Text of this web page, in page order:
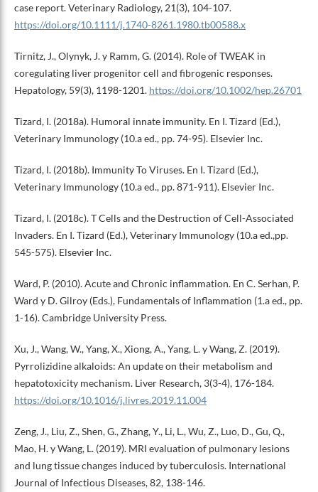
case report. Veterinary Radiology, 21(3), 104-107.
https://doi.org/10.1111/j.1740-8261.1980.tb00588.x
Tirnitz, J., Olynyk, J. y Ramm, G. (2014). Role of TWEAK in
coregulating liver progenitor cell and fibrogenic responses.
Hepatology, 59(3), 1198-1201. https://doi.org/10.1002/hep.26701
Tizard, I. (2018a). Humoral innate immunity. En I. Tizard (Ed.),
Veterinary Immunology (10.a ed., pp. 74-95). Elsevier Inc.
Tizard, I. (2018b). Immunity To Viruses. En I. Tizard (Ed.),
Veterinary Immunology (10.a ed., pp. 871-911). Elsevier Inc.
Tizard, I. (2018c). T Cells and the Destruction of Cell-Associated
Invaders. En I. Tizard (Ed.), Veterinary Immunology (10.a ed.,pp.
545-575). Elsevier Inc.
Ward, P. (2010). Acute and Chronic inflammation. En C. Serhan, P.
Ward y D. Gilroy (Eds.), Fundamentals of Inflammation (1.a ed., pp.
1-16). Cambridge University Press.
Xu, J., Wang, W., Yang, X., Xiong, A., Yang, L. y Wang, Z. (2019).
Pyrrolizidine alkaloids: An update on their metabolism and
hepatotoxicity mechanism. Liver Research, 3(3-4), 176-184.
https://doi.org/10.1016/j.livres.2019.11.004
Zeng, J., Liu, Z., Shen, G., Zhang, Y., Li, L., Wu, Z., Luo, D., Gu, Q.,
Mao, H. y Wang, L. (2019). MRI evaluation of pulmonary lesions
and lung tissue changes induced by tuberculosis. International
Journal of Infectious Diseases, 82, 138-146.